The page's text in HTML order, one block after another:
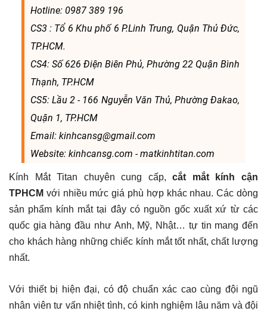
Hotline: 0987 389 196
CS3 : Tổ 6 Khu phố 6 P.Linh Trung, Quận Thủ Đức,
TP.HCM.
CS4: Số 626 Điện Biên Phủ, Phường 22 Quận Bình
Thạnh, TP.HCM
CS5: Lầu 2 - 166 Nguyễn Văn Thủ, Phường Đakao,
Quận 1, TP.HCM
Email: kinhcansg@gmail.com
Website: kinhcansg.com - matkinhtitan.com
Kính Mắt Titan chuyên cung cấp,cắt mắt kính cận
TPHCM với nhiều mức giá phù hợp khác nhau. Các dòng
sản phẩm kính mắt tại đây có nguồn gốc xuất xứ từ các
quốc gia hàng đầu như Anh, Mỹ, Nhật… tự tin mang đến
cho khách hàng những chiếc kính mắt tốt nhất, chất lượng
nhất.
Với thiết bị hiện đại, có độ chuẩn xác cao cùng đội ngũ
nhân viên tư vấn nhiệt tình, có kinh nghiệm lâu năm và đội